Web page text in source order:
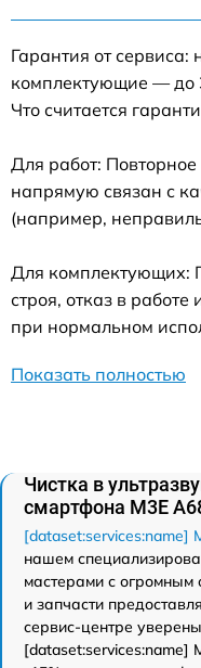
Гарантия от
комплектующие — до
Что считается
Для работ:
напрямую связан с
(например,
Для комплектующих:
строя, отказ в
при нормальном
Показать полностью
Чистка в
смартфона M3E
[dataset:services:name]
нашем
мастерами с огромным
и запчасти
сервис-центре
[dataset:services:name]